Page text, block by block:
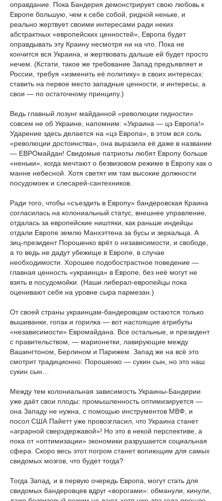
оправдание. Пока Бандерия демонстрирует свою любовь к
Европе большую, чем к себе собой, ридной неньке, и
реально жертвует своими интересами ради неких
абстрактных «европейских ценностей», Европа будет
оправдывать эту Краину несмотря ни на что. Пока не
кончится вся Украина, и жертвовать дальше ей будет просто
нечем. (Кстати, такое же требование Запад предъявляет и
России, требуя «изменить её политику» в своих интересах:
ставить на первое место западные ценности, и интересы, а
свои — по остаточному принципу.)
Ведь главный лозунг майданной «революции гидности»
совсем не об Украине, напомним: «Украина — цэ Европа!»
Ударение здесь делается на «цэ Европа», в этом вся соль
«революции достоинства», она выразила её даже в названии
— ЕВРОмайдан! Свидомые патриоты любят Европу больше
«неньки», когда мечтают о безвизовом режиме в Европу как о
манне небесной. Хотя светят им там высокие должности
посудомоек и слесарей-сантехников.
Ради того, чтобы «съездить в Европу» бандеровская Краина
согласилась на колониальный статус, внешнее управление,
отдалась за европейские ништяки, как раньше индейцы
отдали Европе землю Манхэттена за бусы и зеркальца. А
зиц-президент Порошенко врёт о независимости, и свободе,
а то ведь не дадут убежище в Европе, в случае
необходимости. Хорошее подобострастное поведение —
главная ценность «украинца» в Европе, без неё могут не
взять в посудомойки. (Наши либерал-европейцы пока
оценивают себя на уровне сыра пармезан.)
От своей страны украинцам-бандеровцам остаются только
вышиванки, гопак и горилка — вот настоящие атрибуты
«независимости» Евромайдана. Все остальные, и президент
с правительством, — марионетки, лавирующие между
Вашингтоном, Берлином и Парижем. Запад же на всё это
смотрит традиционно: Порошенко — сукин сын, но это наш
сукин сын…
Между тем колониальная зависимость Украины-Бандерии
уже даёт свои плоды: промышленность оптимизируется —
она Западу не нужна, с помощью инструментов МВФ, и
посол США Пайетт уже провозгласил, что Украина станет
«аграрной сверхдержавой»! Но это в некой перспективе, а
пока от «оптимизации» экономики разрушается социальная
сфера. Скоро весь этот погром станет вопиющим для самых
свидомых мозгов, что будет тогда?
Тогда Запад, и в первую очередь Европа, могут стать для
свидомых бандеровцев вдруг «ворогами»: обманули, кинули,